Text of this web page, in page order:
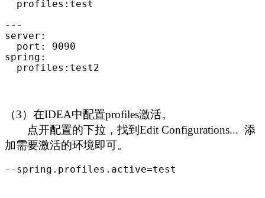
---
server:
  port:
9090
spring:
  profiles:test2
（3）在IDEA中配置profiles激活。
点开配置的下拉，找到Edit Configurations... 添
加需要激活的环境即可。
--spring.profiles.active=test